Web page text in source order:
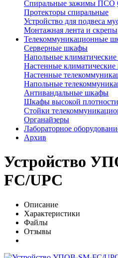
Спиральные зажимы ПСО
Протекторы спиральные
Устройство для подвеса
Монтажная лента и скрепы
Телекоммуникационные
Серверные шкафы
Напольные
Настенные
Настенные
Напольные
Антивандальные шкафы
Шкафы высокой
Стойки
Органайзеры
Лабораторное
Архив
Устройство
FC/UPC
Описание
Характеристики
Файлы
Отзывы